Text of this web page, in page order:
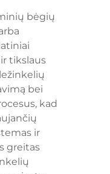
bėgių
tikslaus
bei
kad
ir
greitas